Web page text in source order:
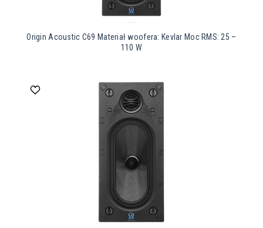
Origin Acoustic C69 Materiał woofera: Kevlar Moc RMS: 25 –
110 W